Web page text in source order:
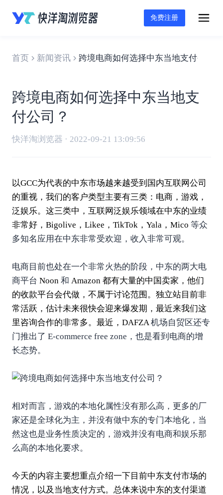
免费注册
首页 新闻资讯 跨境电商如何选择中东当地支付公司？
跨境电商如何选择中东当地支
付公司？
快洋淘浏览器 · 2022-09-21 13:09:56
以GCC为代表的中东市场越来越受到国内互联网公司
的重视，我们的客户类型主要有三类：电商，游戏，
泛娱乐。这三类中，互联网泛娱乐领域在中东的业绩
非常好，Bigolive，Likee， TikTok，Yala，Mico 等众
多知名应用在中东非常受欢迎，收入非常可观。
电商目前也处在一个非常火热的阶段，中东的两大电
商平台 Noon和 Amazon 都有大量的中国卖家，他们
的收款平台会代做，不属于讨论范围。独立站目前非
常活跃，估计未来很快会迎来爆发期，最近来我们这
里咨询合作的非常多。最近，DAFZA机场自贸区还专
门推出了 E-commerce free zone，也是看到电商的增
长态势。
相对而言，游戏的本地化属性没有那么高，更多的厂
家还是全球化为主，并没有做中东的专门本地化，当
然这也是业务性质决定的，游戏并没有电商和娱乐那
么高的本地化要求。
今天的内容主要想重点介绍一下目前中东支付市场的
情况，以及当地支付方式。总体来说中东的支付渠道